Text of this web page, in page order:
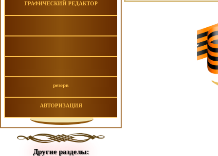
ГРАФИЧЕСКИЙ РЕДАКТОР
резерв
АВТОРИЗАЦИЯ
Другие разделы: